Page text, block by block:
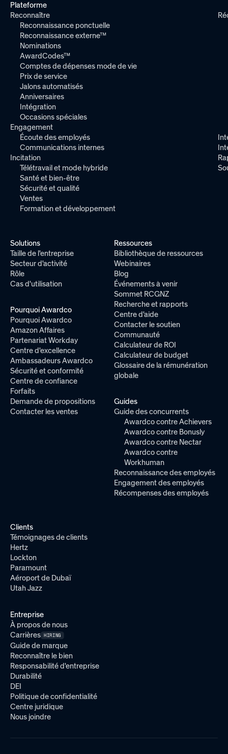
Plateforme
Reconnaître
Reconnaissance ponctuelle
Reconnaissance externe™
Nominations
AwardCodes™
Comptes de dépenses mode de vie
Prix de service
Jalons automatisés
Anniversaires
Intégration
Occasions spéciales
Engagement
Écoute des employés
Communications internes
Incitation
Télétravail et mode hybride
Santé et bien-être
Sécurité et qualité
Ventes
Formation et développement
Solutions
Taille de l'entreprise
Secteur d'activité
Rôle
Cas d'utilisation
Pourquoi Awardco
Pourquoi Awardco
Amazon Affaires
Partenariat Workday
Centre d'excellence
Ambassadeurs Awardco
Sécurité et conformité
Centre de confiance
Forfaits
Demande de propositions
Contacter les ventes
Ressources
Bibliothèque de ressources
Webinaires
Blog
Événements à venir
Sommet RCGNZ
Recherche et rapports
Centre d'aide
Contacter le soutien
Communauté
Calculateur de ROI
Calculateur de budget
Glossaire de la rémunération
globale
Guides
Guide des concurrents
Awardco contre Achievers
Awardco contre Bonusly
Awardco contre Nectar
Awardco contre
Workhuman
Reconnaissance des employés
Engagement des employés
Récompenses des employés
Clients
Témoignages de clients
Hertz
Lockton
Paramount
Aéroport de Dubaï
Utah Jazz
Entreprise
À propos de nous
Carrières HIRING
Guide de marque
Reconnaître le bien
Responsabilité d'entreprise
Durabilité
DEI
Politique de confidentialité
Centre juridique
Nous joindre